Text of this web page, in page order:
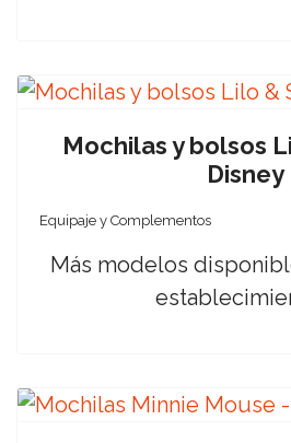
Mochilas y bolsos
Disney
Equipaje y Complementos
Más modelos